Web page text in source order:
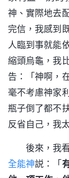
神、實際地去
完信，我感到
人臨到事就能
縮頭烏龜，我
告：「神啊，
毫不考慮神家
瓶子倒了都不
反省自己，我
後來，我
全能神説：「